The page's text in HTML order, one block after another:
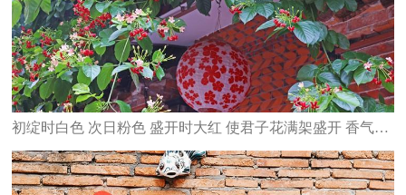
初绽时白色 次日粉色 盛开时大红 使君子花满架盛开 香气四溢